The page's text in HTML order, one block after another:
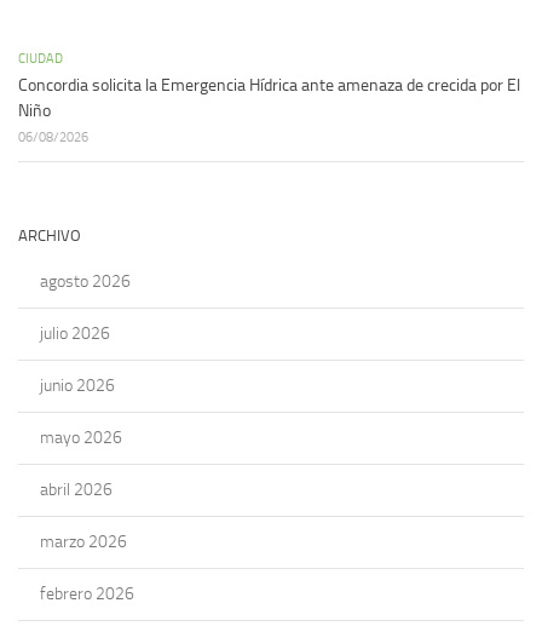
CIUDAD
Concordia solicita la Emergencia Hídrica ante amenaza de crecida por El
Niño
06/08/2026
ARCHIVO
agosto 2026
julio 2026
junio 2026
mayo 2026
abril 2026
marzo 2026
febrero 2026